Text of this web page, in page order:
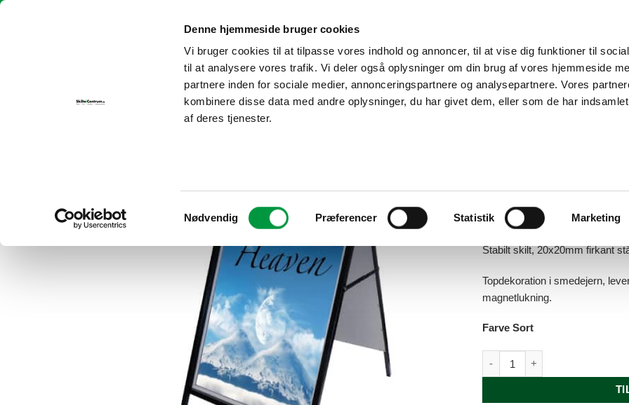
Denne hjemmeside bruger cookies
Vi bruger cookies til at tilpasse vores indhold og annoncer, til at vise dig funktioner til
til at analysere vores trafik. Vi deler også oplysninger om din brug af vores hjemmeside
partnere inden for sociale medier, annonceringspartnere og analysepartnere. Vores
kombinere disse data med andre oplysninger, du har givet dem, eller som de har
af deres tjenester.
Samtykkevalg
Nødvendig Præferencer Statistik Marketing
Fortsæt
FORSIDE PRODUKTER OM OS KONTAKT
kr.1.557,00
Star Antique Classic Gadeskilt
Stabilt skilt, 20x20mm firkant
Topdekoration i smedejern,
magnetlukning.
Farve Sort